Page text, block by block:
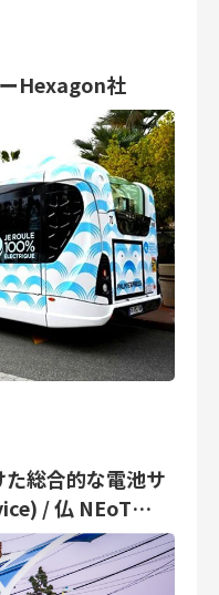
Hexagon社
総合的な電池サ
/ 仏 NEoT